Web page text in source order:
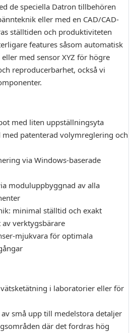
de speciella Datron tillbehören
eller med en CAD/CAD-
ställtiden och produktiviteten
features såsom automatisk
med sensor XYZ för högre
reproducerbarhet, också vi
med liten uppställningsyta
med patenterad volymreglering och
via Windows-baserade
moduluppbyggnad av alla
minimal ställtid och exakt
verktygsbärare
mjukvara för optimala
i laboratorier eller för
små upp till medelstora detaljer
där det fordras hög